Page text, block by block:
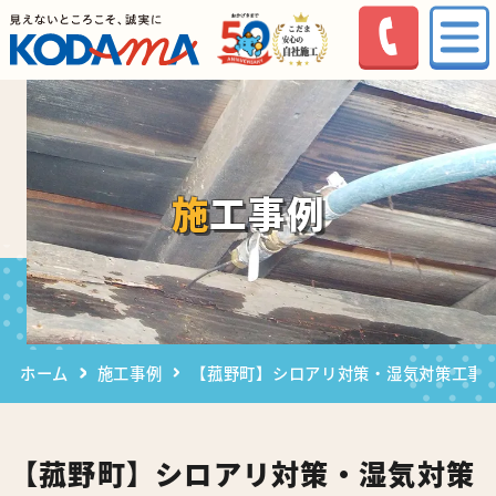
施工事例
ホーム 施工事例 【菰野町】シロアリ対策・湿気対策工事
【菰野町】シロアリ対策・湿気対策